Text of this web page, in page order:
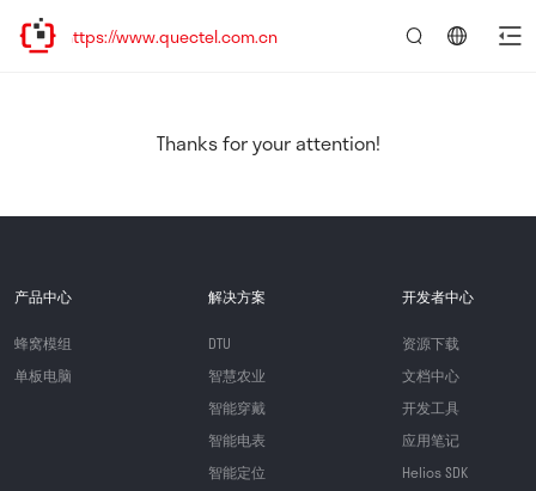
新址：https://www.quectel.com.cn
Thanks for your attention!
产品中心
蜂窝模组
单板电脑
解决方案
DTU
智慧农业
智能穿戴
智能电表
智能定位
开发者中心
资源下载
文档中心
开发工具
应用笔记
Helios SDK